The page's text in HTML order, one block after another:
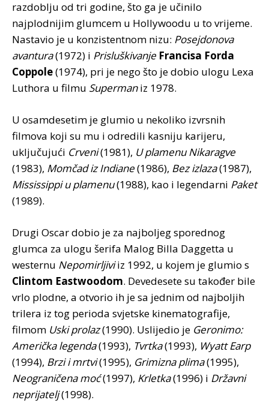
razdoblju od tri godine, što ga je učinilo
najplodnijim glumcem u Hollywoodu u to vrijeme.
Nastavio je u konzistentnom nizu: Posejdonova
avantura(1972) i Prisluškivanje Francisa Forda
Coppole(1974), pri je nego što je dobio ulogu Lexa
Luthora u filmu Supermaniz 1978.
U osamdesetim je glumio u nekoliko izvrsnih
filmova koji su mu i odredili kasniju karijeru,
uključujući Crveni(1981), U plamenu Nikaragve
(1983), Momčad iz Indiane(1986), Bez izlaza(1987),
Mississippi u plamenu(1988), kao i legendarni Paket
(1989).
Drugi Oscar dobio je za najboljeg sporednog
glumca za ulogu šerifa Malog Billa Daggetta u
westernu Nepomirljiviiz 1992, u kojem je glumio s
Clintom Eastwoodom. Devedesete su također bile
vrlo plodne, a otvorio ih je sa jednim od najboljih
trilera iz tog perioda svjetske kinematografije,
filmom Uski prolaz(1990). Uslijedio je Geronimo:
Američka legenda(1993), Tvrtka(1993), Wyatt Earp
(1994), Brzi i mrtvi(1995), Grimizna plima(1995),
Neograničena moć(1997), Krletka(1996) i Državni
neprijatelj(1998).